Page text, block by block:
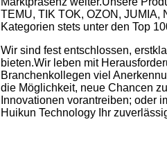
TEMU, TIK TOK, OZON,
Kategorien stets unter den Top
Wir sind fest entschlossen,
bieten.Wir leben mit
Branchenkollegen viel
die Möglichkeit, neue Chancen
Innovationen vorantreiben; oder
Huikun Technology Ihr